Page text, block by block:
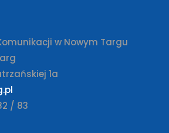
w Nowym Targu
1a
/ 83